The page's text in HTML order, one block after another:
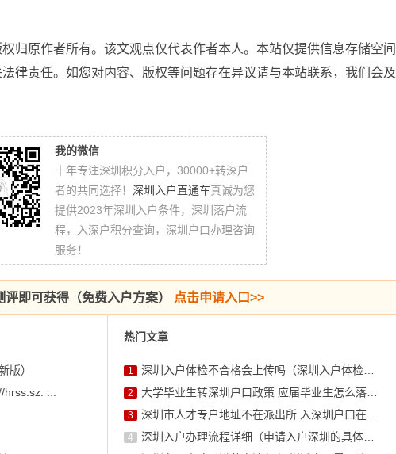
归原作者所有。该文观点仅代表作者本人。本站仅提供信息存储空间
律责任。如您对内容、版权等问题存在异议请与本站联系，我们会及
我的微信
十年专注深圳积分入户，30000+转深户
者的共同选择！ 深圳入户直通车真诚为您
提供2023年深圳入户条件，深圳落户流
程，入深户积分查询，深圳户口办理咨询
服务！
评即可获得（免费入户方案） 点击申请入口>>
版）
...
热门文章
1 深圳入户体检不合格会上传吗（深圳入户体检结果不合格怎么办）
2 大学毕业生转深圳户口政策 应届毕业生怎么落户深圳流程
3 深圳市人才专户地址不在派出所 入深圳户口在哪里办理
4
深圳入户办理流程详细（申请入户深圳的具体流程官网入口）